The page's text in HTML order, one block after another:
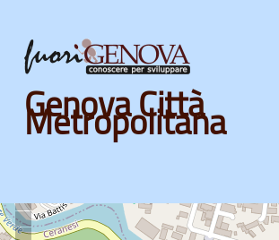
Skip
main
content
Genova Città
Metropolitana